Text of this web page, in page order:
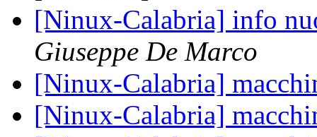
[Ninux-Calabria] info
Giuseppe De Marco
[Ninux-Calabria]
[Ninux-Calabria]